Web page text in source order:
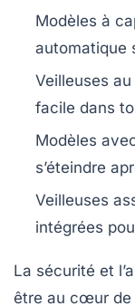
Modèles à
automatique
Veilleuses au
facile dans
Modèles
s’éteindre
Veilleuses
intégrées
La sécurité et
être au cœur de